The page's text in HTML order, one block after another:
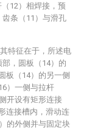
12）相焊接，预
条（11）与滑孔
特征在于，所述电
，圆板（14）的
板（14）的另一侧
）一侧与拉杆
开设有矩形连接
连接槽内，滑动连
的外侧并与固定块